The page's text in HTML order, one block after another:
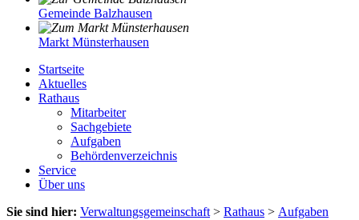
Gemeinde Balzhausen
Markt Münsterhausen
Startseite
Aktuelles
Rathaus
Mitarbeiter
Sachgebiete
Aufgaben
Behördenverzeichnis
Service
Über uns
Sie sind hier: Verwaltungsgemeinschaft > Rathaus > Aufgaben